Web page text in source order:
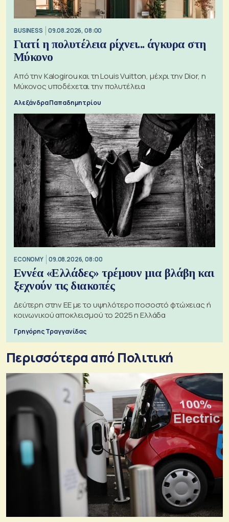
BUSINESS 09.08.2026, 08:00
Γιατί η πολυτέλεια ρίχνει... άγκυρα στη
Μύκονο
Από την Kalogirou και τη Louis Vuitton, μέχρι την Dior, η
Μύκονος υποδέχεται την πολυτέλεια
Αλεξάνδρα Παπαδημητρίου
ECONOMY 09.08.2026, 08:00
Εννέα «Ελλάδες» τρέμουν μια βλάβη και
ξεχνούν τις διακοπές
Δεύτερη στην ΕΕ με το υψηλότερο ποσοστό φτώχειας ή
κοινωνικού αποκλεισμού το 2025 η Ελλάδα
Γρηγόρης Τραγγανίδας
Περισσότερα από Πολιτική